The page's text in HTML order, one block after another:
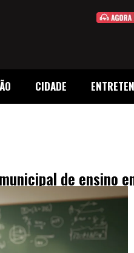
CIDADE
de ensino